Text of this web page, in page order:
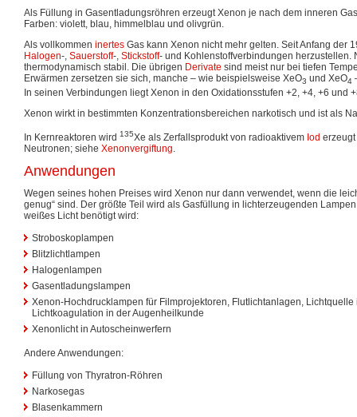
Als Füllung in Gasentladungsröhren erzeugt Xenon je nach dem inneren
Farben: violett, blau, himmelblau und olivgrün.
Als vollkommen inertes Gas kann Xenon nicht mehr gelten. Seit Anfang der
Halogen-, Sauerstoff-, Stickstoff- und Kohlenstoffverbindungen herzustellen.
thermodynamisch stabil. Die übrigen Derivate sind meist nur bei tiefen
Erwärmen zersetzen sie sich, manche – wie beispielsweise XeO3 und XeO4
In seinen Verbindungen liegt Xenon in den Oxidationsstufen +2, +4, +6 und
Xenon wirkt in bestimmten Konzentrationsbereichen narkotisch und ist als
In Kernreaktoren wird 135Xe als Zerfallsprodukt von radioaktivem Iod
Neutronen; siehe Xenonvergiftung.
Anwendungen
Wegen seines hohen Preises wird Xenon nur dann verwendet, wenn die
genug“ sind. Der größte Teil wird als Gasfüllung in lichterzeugenden
weißes Licht benötigt wird:
Stroboskoplampen
Blitzlichtlampen
Halogenlampen
Gasentladungslampen
Xenon-Hochdrucklampen für Filmprojektoren, Flutlichtanlagen,
Lichtkoagulation in der Augenheilkunde
Xenonlicht in Autoscheinwerfern
Andere Anwendungen:
Füllung von Thyratron-Röhren
Narkosegas
Blasenkammern